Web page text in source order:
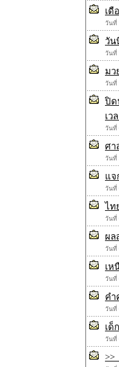
เดื
วันที่
วัน
วันที่
มว
วันที่
ปิด
เว
วันที่
ศา
วันที่
แจ
วันที่
ไท
วันที่
ผล
วันที่
เห
วันที่
คํา
วันที่
เด็
วันที่